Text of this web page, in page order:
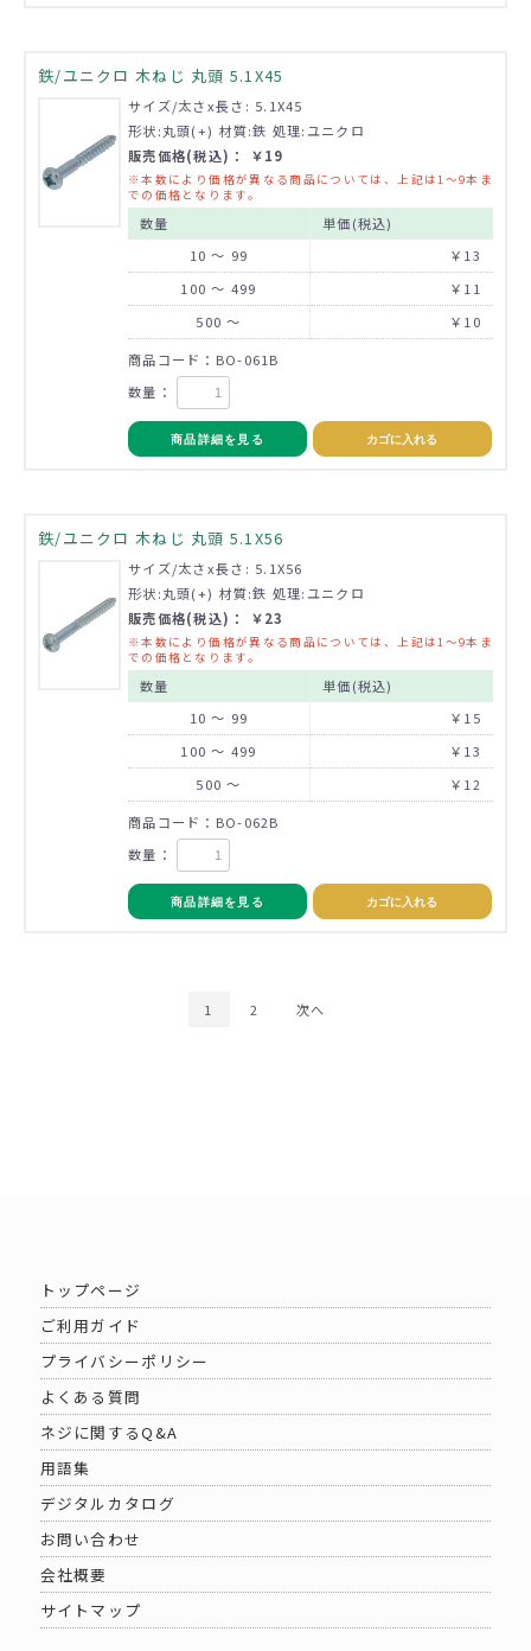
鉄/ユニクロ 木ねじ 丸頭 5.1X45
サイズ/太さx長さ: 5.1X45
形状:丸頭(+) 材質:鉄 処理:ユニクロ
販売価格(税込)： ￥19
※本数により価格が異なる商品については、上記は1～9本ま
での価格となります。
数量
単価(税込)
10 ～ 99
￥13
100 ～ 499
￥11
500 ～
￥10
商品コード：BO-061B
数量：
商品詳細を見る カゴに入れる
鉄/ユニクロ 木ねじ 丸頭 5.1X56
サイズ/太さx長さ: 5.1X56
形状:丸頭(+) 材質:鉄 処理:ユニクロ
販売価格(税込)： ￥23
※本数により価格が異なる商品については、上記は1～9本ま
での価格となります。
数量
単価(税込)
10 ～ 99
￥15
100 ～ 499
￥13
500 ～
￥12
商品コード：BO-062B
数量：
商品詳細を見る カゴに入れる
1 2 次へ
トップページ
ご利用ガイド
プライバシーポリシー
よくある質問
ネジに関するQ&A
用語集
デジタルカタログ
お問い合わせ
会社概要
サイトマップ